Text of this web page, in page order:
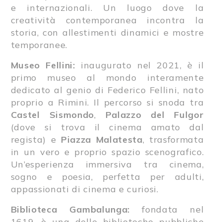
e internazionali. Un luogo dove la
creatività contemporanea incontra la
storia, con allestimenti dinamici e mostre
temporanee.
Museo Fellini: inaugurato nel 2021, è il
primo museo al mondo interamente
dedicato al genio di Federico Fellini, nato
proprio a Rimini. Il percorso si snoda tra
Castel Sismondo, Palazzo del Fulgor
(dove si trova il cinema amato dal
regista) e Piazza Malatesta, trasformata
in un vero e proprio spazio scenografico.
Un’esperienza immersiva tra cinema,
sogno e poesia, perfetta per adulti,
appassionati di cinema e curiosi.
Biblioteca Gambalunga:fondata nel